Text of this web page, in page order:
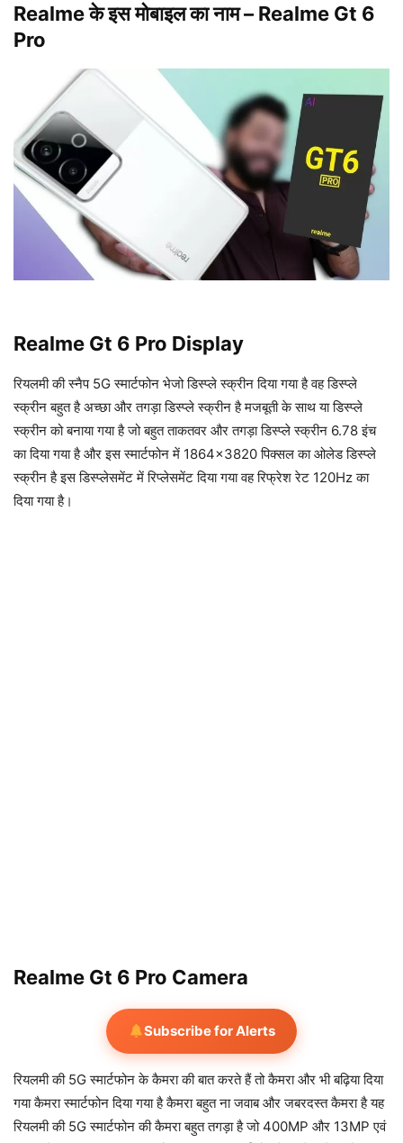
Realme के इस मोबाइल का नाम – Realme Gt 6
Pro
Realme Gt 6 Pro Display
रियलमी की स्नैप 5G स्मार्टफोन भेजो डिस्प्ले स्क्रीन दिया गया है वह डिस्प्ले
स्क्रीन बहुत है अच्छा और तगड़ा डिस्प्ले स्क्रीन है मजबूती के साथ या डिस्प्ले
स्क्रीन को बनाया गया है जो बहुत ताकतवर और तगड़ा डिस्प्ले स्क्रीन 6.78 इंच
का दिया गया है और इस स्मार्टफोन में 1864×3820 पिक्सल का ओलेड डिस्प्ले
स्क्रीन है इस डिस्प्लेसमेंट में रिप्लेसमेंट दिया गया वह रिफ्रेश रेट 120Hz का
दिया गया है।
Realme Gt 6 Pro Camera
Subscribe for Alerts
रियलमी की 5G स्मार्टफोन के कैमरा की बात करते हैं तो कैमरा और भी बढ़िया दिया
गया कैमरा स्मार्टफोन दिया गया है कैमरा बहुत ना जवाब और जबरदस्त कैमरा है यह
रियलमी की 5G स्मार्टफोन की कैमरा बहुत तगड़ा है जो 400MP और 13MP एवं